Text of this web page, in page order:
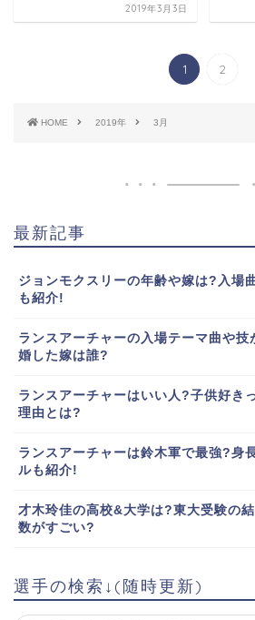
2019年3月3日
1 2
HOME 2019年 3月
最新記事
ジョンモクスリーの年齢や嫁は?入場
も紹介!
ランスアーチャーの入場テーマ曲や
婚した嫁は誰?
ランスアーチャーはいい人?子供好き
理由とは?
ランスアーチャーは鈴木軍で最強?身
ルも紹介!
才木玲佳の高校&大学は?東大受験の
数がすごい?
選手の検索↓(随時更新)